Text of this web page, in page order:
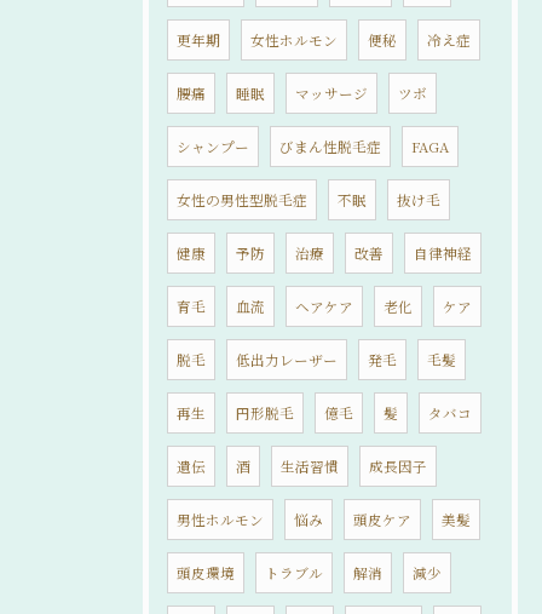
更年期 女性ホルモン 便秘 冷え症
腰痛 睡眠 マッサージ ツボ
シャンプー びまん性脱毛症 FAGA
女性の男性型脱毛症 不眠 抜け毛
健康 予防 治療 改善 自律神経
育毛 血流 ヘアケア 老化 ケア
脱毛 低出力レーザー 発毛 毛髪
再生 円形脱毛 億毛 髪 タバコ
遺伝 酒 生活習慣 成長因子
男性ホルモン 悩み 頭皮ケア 美髪
頭皮環境 トラブル 解消 減少